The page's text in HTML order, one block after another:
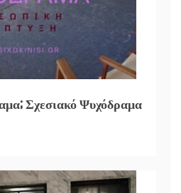
Σχεσιακό Ψυχόδραμα